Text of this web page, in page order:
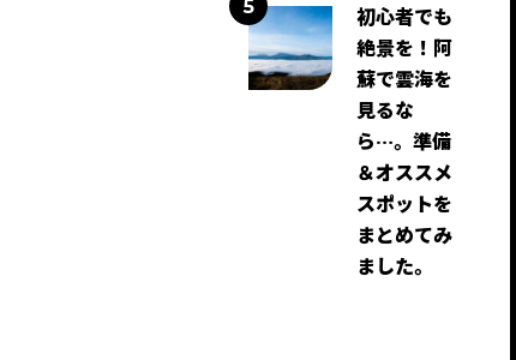
初心者でも
絶景を！阿
蘇で雲海を
見るな
ら…。準備
＆オススメ
スポットを
まとめてみ
ました。